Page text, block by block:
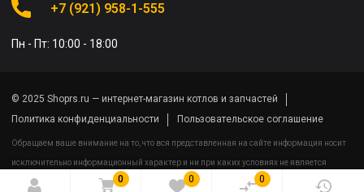
0 0 0
+7 (921) 958-1-555
Пн - Пт: 10:00 - 18:00
© 2025 Shoprs.ru — интернет-магазин котлов и запчастей
Политика конфиденциальности
Пользовательское соглашение
Обращаем ваше внимание на то, что вся представленная на сайте информация носит
исключительно информационный характер и ни при каких условиях не является
публичной офертой определяемой положениями Статьи 437(2) Гражданского кодекса